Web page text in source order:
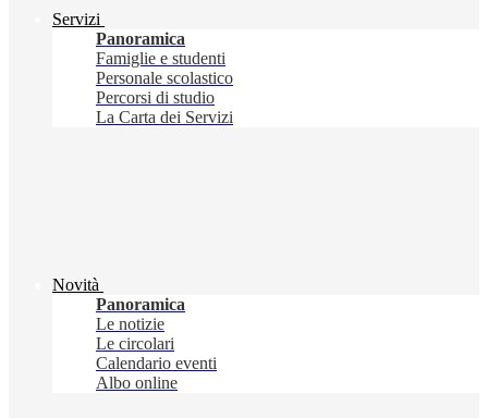
Servizi
Panoramica
Famiglie e studenti
Personale scolastico
Percorsi di studio
La Carta dei Servizi
Novità
Panoramica
Le notizie
Le circolari
Calendario eventi
Albo online